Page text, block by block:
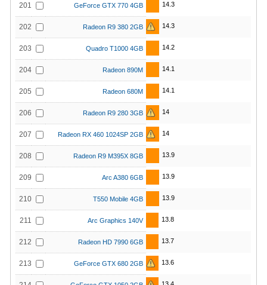
201 GeForce GTX 770 4GB 14.3
202 Radeon R9 380 2GB 14.3
203 Quadro T1000 4GB 14.2
204 Radeon 890M 14.1
205 Radeon 680M 14.1
206 Radeon R9 280 3GB 14
207 Radeon RX 460 1024SP 2GB 14
208 Radeon R9 M395X 8GB 13.9
209 Arc A380 6GB 13.9
210 T550 Mobile 4GB 13.9
211 Arc Graphics 140V 13.8
212 Radeon HD 7990 6GB 13.7
213 GeForce GTX 680 2GB 13.6